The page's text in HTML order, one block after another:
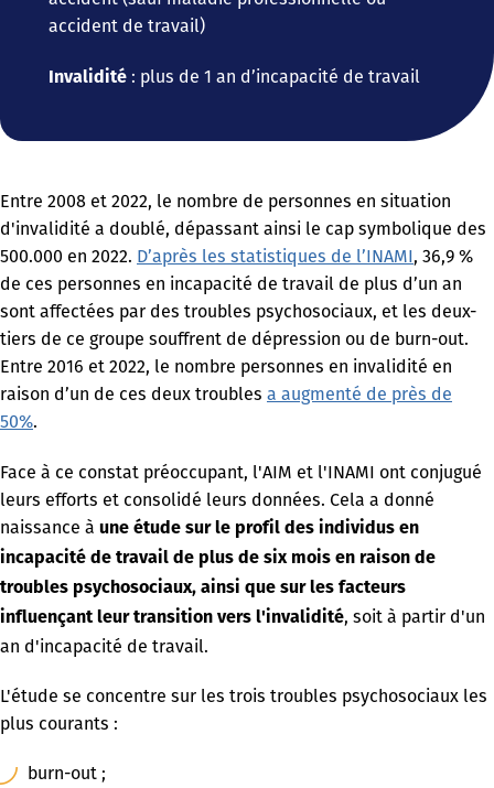
accident de travail)
Invalidité : plus de 1 an d’incapacité de travail
Entre 2008 et 2022, le nombre de personnes en situation
d'invalidité a doublé, dépassant ainsi le cap symbolique des
500.000 en 2022. D’après les statistiques de l’INAMI, 36,9 %
de ces personnes en incapacité de travail de plus d’un an
sont affectées par des troubles psychosociaux, et les deux-
tiers de ce groupe souffrent de dépression ou de burn-out.
Entre 2016 et 2022, le nombre personnes en invalidité en
raison d’un de ces deux troubles a augmenté de près de
50%.
Face à ce constat préoccupant, l'AIM et l'INAMI ont conjugué
leurs efforts et consolidé leurs données. Cela a donné
naissance à une étude sur le profil des individus en
incapacité de travail de plus de six mois en raison de
troubles psychosociaux, ainsi que sur les facteurs
influençant leur transition vers l'invalidité, soit à partir d'un
an d'incapacité de travail.
L'étude se concentre sur les trois troubles psychosociaux les
plus courants :
burn-out ;